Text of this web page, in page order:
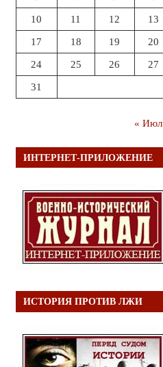
10 11 12 13
17 18 19 20
24 25 26 27
31
« Июл
ИНТЕРНЕТ-ПРИЛОЖЕНИЕ
ИСТОРИЯ ПРОТИВ ЛЖИ